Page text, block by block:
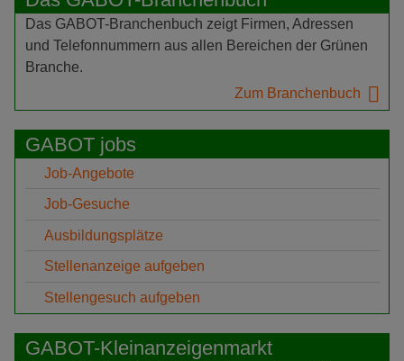
Das GABOT-Branchenbuch zeigt Firmen, Adressen
und Telefonnummern aus allen Bereichen der Grünen
Branche.
Zum Branchenbuch
GABOT jobs
Job-Angebote
Job-Gesuche
Ausbildungsplätze
Stellenanzeige aufgeben
Stellengesuch aufgeben
GABOT-Kleinanzeigenmarkt